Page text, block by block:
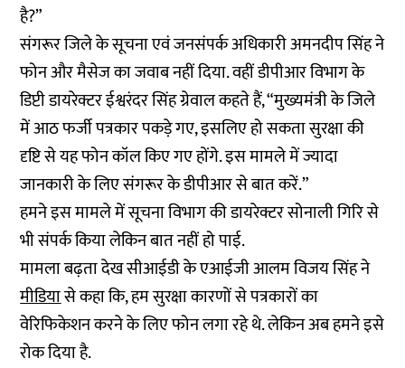
है?”
संगरूर जिले के सूचना एवं जनसंपर्क अधिकारी अमनदीप सिंह ने
फोन और मैसेज का जवाब नहीं दिया. वहीं डीपीआर विभाग के
डिप्टी डायरेक्टर ईश्वरंदर सिंह ग्रेवाल कहते हैं, “मुख्यमंत्री के जिले
में आठ फर्जी पत्रकार पकड़े गए, इसलिए हो सकता सुरक्षा की
दृष्टि से यह फोन कॉल किए गए होंगे. इस मामले में ज्यादा
जानकारी के लिए संगरूर के डीपीआर से बात करें.”
हमने इस मामले में सूचना विभाग की डायरेक्टर सोनाली गिरि से
भी संपर्क किया लेकिन बात नहीं हो पाई.
मामला बढ़ता देख सीआईडी के एआईजी आलम विजय सिंह ने
मीडियासे कहा कि, हम सुरक्षा कारणों से पत्रकारों का
वेरिफिकेशन करने के लिए फोन लगा रहे थे. लेकिन अब हमने इसे
रोक दिया है.